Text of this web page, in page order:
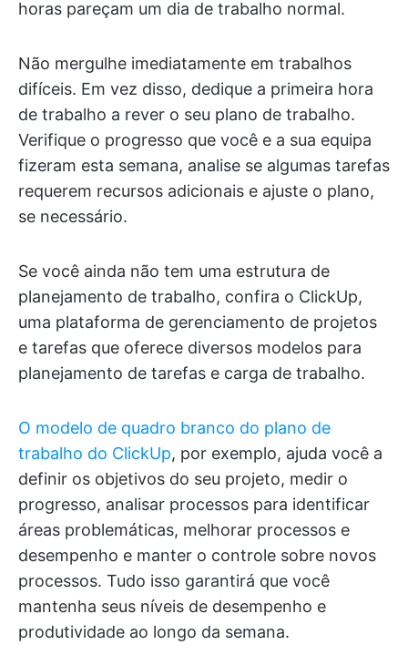
horas pareçam um dia de trabalho normal.
Não mergulhe imediatamente em trabalhos
difíceis. Em vez disso, dedique a primeira hora
de trabalho a rever o seu plano de trabalho.
Verifique o progresso que você e a sua equipa
fizeram esta semana, analise se algumas tarefas
requerem recursos adicionais e ajuste o plano,
se necessário.
Se você ainda não tem uma estrutura de
planejamento de trabalho, confira o ClickUp,
uma plataforma de gerenciamento de projetos
e tarefas que oferece diversos modelos para
planejamento de tarefas e carga de trabalho.
O modelo de quadro branco do plano de
trabalho do ClickUp, por exemplo, ajuda você a
definir os objetivos do seu projeto, medir o
progresso, analisar processos para identificar
áreas problemáticas, melhorar processos e
desempenho e manter o controle sobre novos
processos. Tudo isso garantirá que você
mantenha seus níveis de desempenho e
produtividade ao longo da semana.